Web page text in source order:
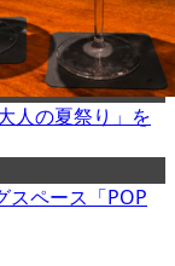
人の夏祭り」を
スペース「POP